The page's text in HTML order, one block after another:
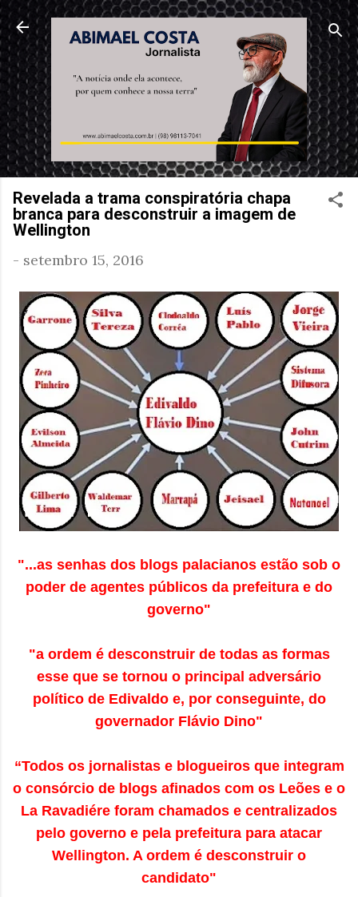
Pular para o conteúdo principal
Revelada a trama conspiratória chapa
branca para desconstruir a imagem de
Wellington
- setembro 15, 2016
"...as senhas dos blogs palacianos estão sob o
poder de agentes públicos da prefeitura e do
governo"
"a ordem é desconstruir de todas as formas
esse que se tornou o principal adversário
político de Edivaldo e, por conseguinte, do
governador Flávio Dino"
“Todos os jornalistas e blogueiros que integram
o consórcio de blogs afinados com os Leões e o
La Ravadiére foram chamados e centralizados
pelo governo e pela prefeitura para atacar
Wellington. A ordem é desconstruir o
candidato"